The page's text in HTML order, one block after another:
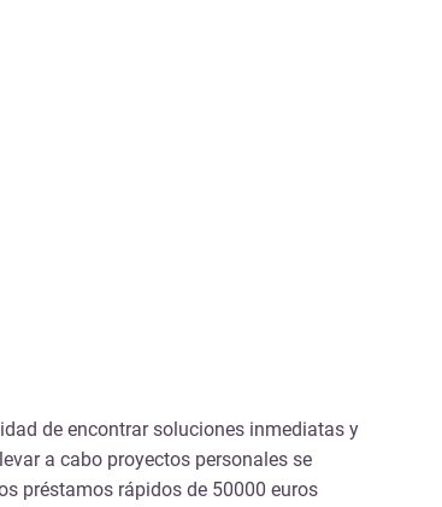
de encontrar soluciones inmediatas y
a cabo proyectos personales se
préstamos rápidos de 50000 euros